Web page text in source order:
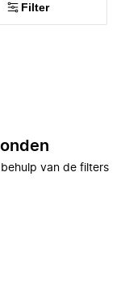
Filter
van de filters